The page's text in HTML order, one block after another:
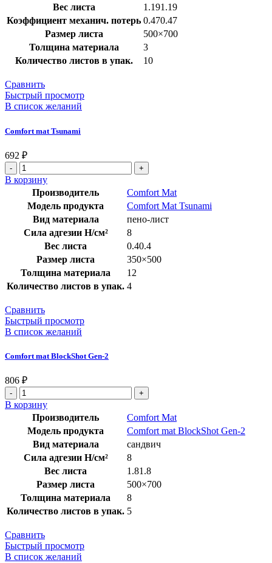
Вес листа
1.191.19
Коэффициент механич. потерь 0.470.47
Размер листа
500×700
Толщина материала
3
Количество листов в упак.
10
Сравнить
Быстрый просмотр
В список желаний
Comfort mat Tsunami
692 ₽
В корзину
Производитель
Comfort Mat
Модель продукта
Comfort Mat Tsunami
Вид материала
пено-лист
Сила адгезии Н/см²
8
Вес листа
0.40.4
Размер листа
350×500
Толщина материала
12
Количество листов в упак. 4
Сравнить
Быстрый просмотр
В список желаний
Comfort mat BlockShot Gen-2
806 ₽
В корзину
Производитель
Comfort Mat
Модель продукта
Comfort mat BlockShot Gen-2
Вид материала
сандвич
Сила адгезии Н/см²
8
Вес листа
1.81.8
Размер листа
500×700
Толщина материала
8
Количество листов в упак. 5
Сравнить
Быстрый просмотр
В список желаний